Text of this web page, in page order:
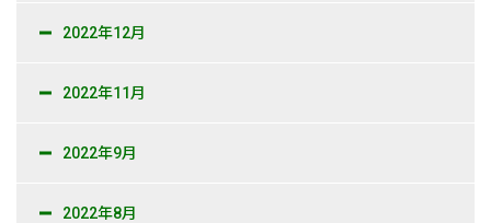
2022年12月
2022年11月
2022年9月
2022年8月